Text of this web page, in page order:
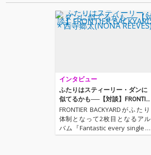
インタビュー
ふたりはスティーリー・ダンに
似てるかも──【対談】FRONTIE
R BACKYARD × 西寺郷太(NONA
REEVES)
FRONTIER BACKYARDがふたり
体制となって2枚目となるアル
バム『Fantastic every single d
ay』をリリース!! 今作でも前作